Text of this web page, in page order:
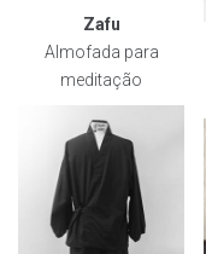
Zafu
Almofada para
meditação